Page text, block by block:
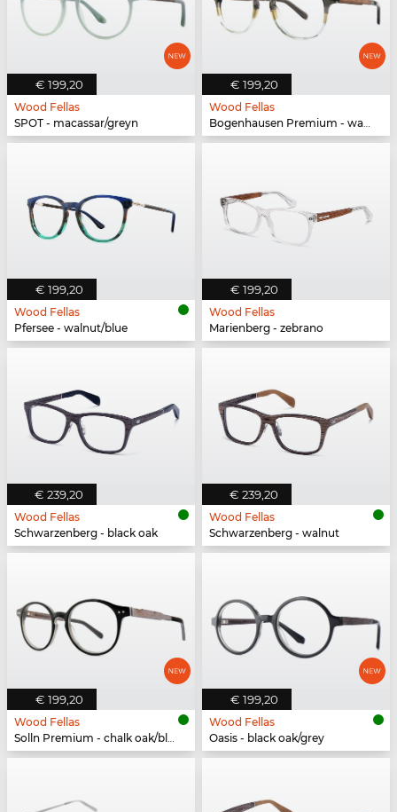
€ 199,20
Wood Fellas
SPOT - macassar/greyn
€ 199,20
Wood Fellas
Bogenhausen Premium - walnut/fade brown
€ 199,20
Wood Fellas
Pfersee - walnut/blue
€ 199,20
Wood Fellas
Marienberg - zebrano
€ 239,20
Wood Fellas
Schwarzenberg - black oak
€ 239,20
Wood Fellas
Schwarzenberg - walnut
€ 199,20
Wood Fellas
Solln Premium - chalk oak/black white
€ 199,20
Wood Fellas
Oasis - black oak/grey